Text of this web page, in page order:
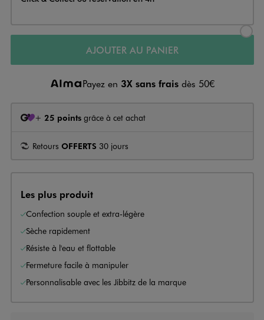
AJOUTER AU PANIER
Payez en 3X sans frais dès 50€
+ 25 points grâce à cet achat
Retours OFFERTS 30 jours
Les plus produit
Confection souple et extra-légère
Sèche rapidement
Résiste à l'eau et flottable
Fermeture facile à manipuler
Personnalisable avec les Jibbitz de la marque